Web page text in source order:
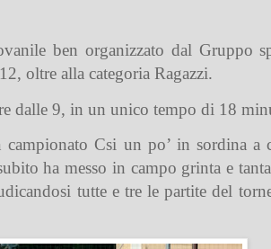
ben organizzato dal Gruppo
oltre alla categoria Ragazzi.
dalle 9, in un unico tempo di 18
Csi un po’ in sordina a
ha messo in campo grinta e
tutte e tre le partite del